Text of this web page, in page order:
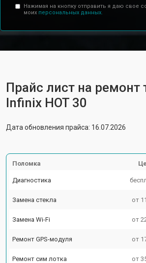
Нажимая на кнопку отправить я даю свое
моих персональных данных.
Прайс лист на ремонт
Infinix HOT 30
Дата обновления прайса: 16.07.2026
Поломка
Диагностика
Замена стекла от
Замена Wi-Fi от
Ремонт GPS-модуля от
Ремонт сим лотка от